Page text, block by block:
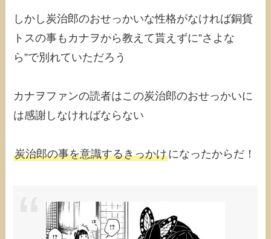
しかし炭治郎のおせっかいな性格がなければ銅貨
トスの事もカナヲから教えて貰えずに”さよな
ら”で別れていただろう
カナヲファンの読者はこの炭治郎のおせっかいに
は感謝しなければならない
炭治郎の事を意識するきっかけになったからだ！